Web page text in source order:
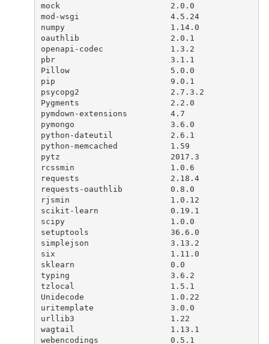
mock                       2.0.0
mod-wsgi                   4.5.24
numpy                      1.14.0
oauthlib                   2.0.1
openapi-codec              1.3.2
pbr                        3.1.1
Pillow                     5.0.0
pip                        9.0.1
psycopg2                   2.7.3.2
Pygments                   2.2.0
pymdown-extensions         4.7
pymongo                    3.6.0
python-dateutil            2.6.1
python-memcached           1.59
pytz                       2017.3
rcssmin                    1.0.6
requests                   2.18.4
requests-oauthlib          0.8.0
rjsmin                     1.0.12
scikit-learn               0.19.1
scipy                      1.0.0
setuptools                 36.6.0
simplejson                 3.13.2
six                        1.11.0
sklearn                    0.0
typing                     3.6.2
tzlocal                    1.5.1
Unidecode                  1.0.22
uritemplate                3.0.0
urllib3                    1.22
wagtail                    1.13.1
webencodings               0.5.1